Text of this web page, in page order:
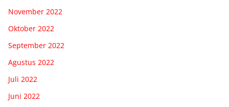
November 2022
Oktober 2022
September 2022
Agustus 2022
Juli 2022
Juni 2022